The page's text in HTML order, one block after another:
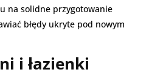
na solidne przygotowanie
błędy ukryte pod nowym
i łazienki